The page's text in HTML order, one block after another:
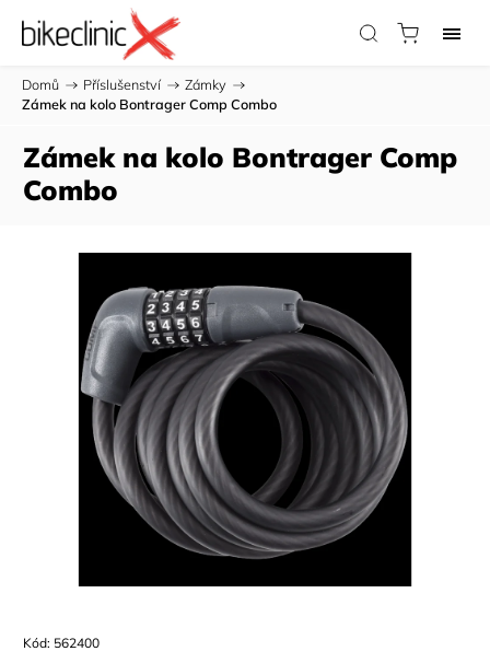
Domů / Příslušenství / Zámky /
Zámek na kolo Bontrager Comp Combo
Zámek na kolo Bontrager Comp
Combo
Kód: 562400